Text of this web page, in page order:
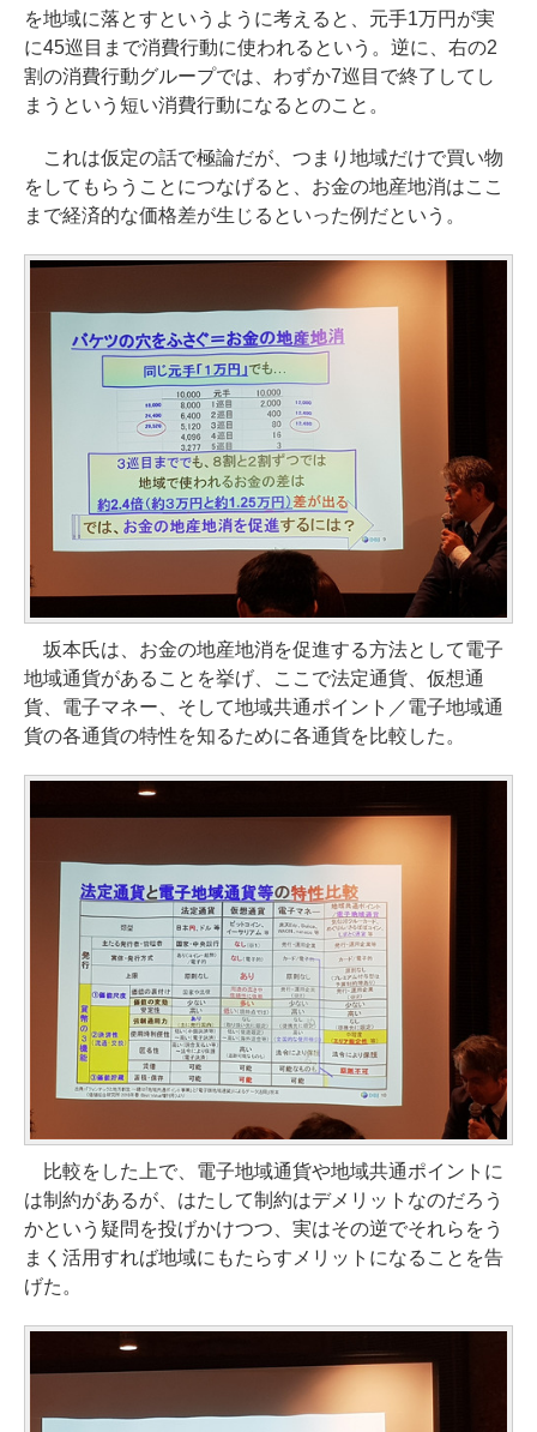
を地域に落とすというように考えると、元手1万円が実
に45巡目まで消費行動に使われるという。逆に、右の2
割の消費行動グループでは、わずか7巡目で終了してし
まうという短い消費行動になるとのこと。
これは仮定の話で極論だが、つまり地域だけで買い物
をしてもらうことにつなげると、お金の地産地消はここ
まで経済的な価格差が生じるといった例だという。
坂本氏は、お金の地産地消を促進する方法として電子
地域通貨があることを挙げ、ここで法定通貨、仮想通
貨、電子マネー、そして地域共通ポイント／電子地域通
貨の各通貨の特性を知るために各通貨を比較した。
比較をした上で、電子地域通貨や地域共通ポイントに
は制約があるが、はたして制約はデメリットなのだろう
かという疑問を投げかけつつ、実はその逆でそれらをう
まく活用すれば地域にもたらすメリットになることを告
げた。